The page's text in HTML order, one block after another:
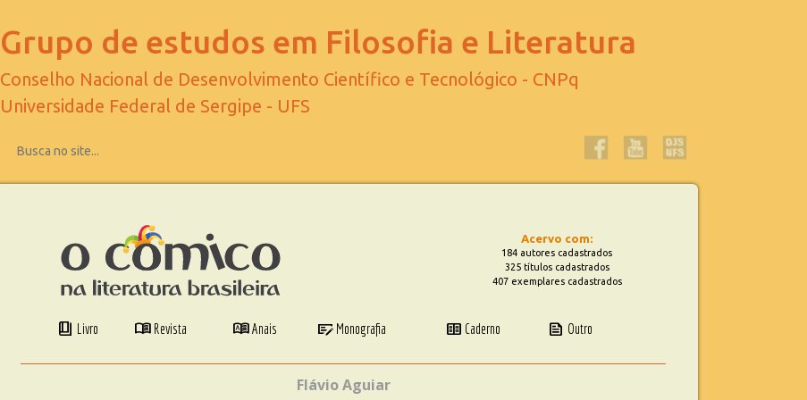
Grupo de estudos em Filosofia e Literatura
Conselho Nacional de Desenvolvimento Científico e Tecnológico - CNPq
Universidade Federal de Sergipe - UFS
Acervo com:
184 autores cadastrados
325 títulos cadastrados
407 exemplares cadastrados
book_4 Livro menu_book Revista dictionaryAnais checkbook Monografia two_pager Caderno news Outro
Flávio Aguiar